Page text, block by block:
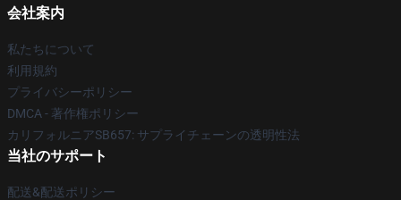
会社案内
私たちについて
利用規約
プライバシーポリシー
DMCA - 著作権ポリシー
カリフォルニアSB657: サプライチェーンの透明性法
当社のサポート
配送&配送ポリシー